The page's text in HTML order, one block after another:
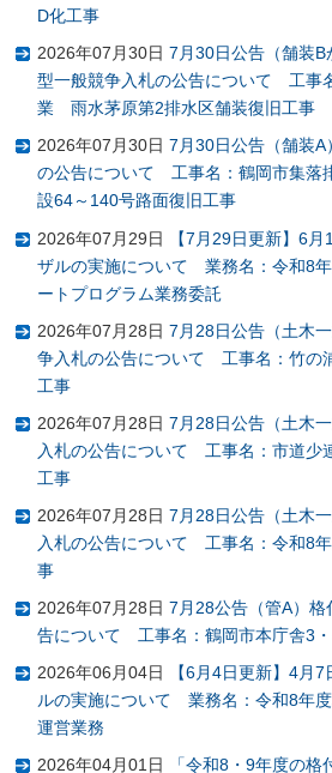
D化工事
2026年07月30日 7月30日公告（舗装B
型一般競争入札の公告について 工事
業 雨水茅原第2排水区舗装復旧工事
2026年07月30日 7月30日公告（舗装
の公告について 工事名：鶴岡市集落
設64～140号路面復旧工事
2026年07月29日
【7月29日更新】6
ザルの実施について 業務名：令和8
ートプログラム業務委託
2026年07月28日 7月28日公告（土木
争入札の公告について 工事名：竹の
工事
2026年07月28日 7月28日公告（土木
入札の公告について 工事名：市道少
工事
2026年07月28日 7月28日公告（土木
入札の公告について 工事名：令和8
事
2026年07月28日 7月28公告（管A）
告について 工事名：鶴岡市本庁舎3
2026年06月04日
【6月4日更新】4月
ルの実施について 業務名：令和8年
運営業務
2026年04月01日 「令和8・9年度の